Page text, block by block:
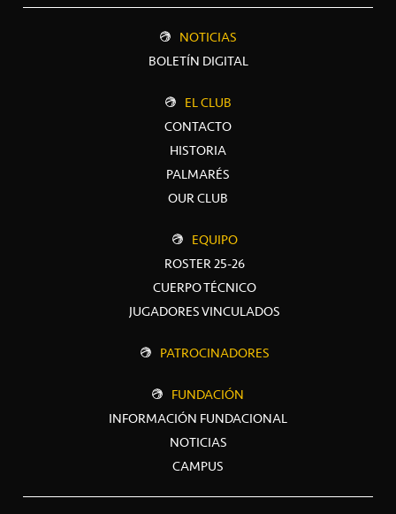
NOTICIAS
BOLETÍN DIGITAL
EL CLUB
CONTACTO
HISTORIA
PALMARÉS
OUR CLUB
EQUIPO
ROSTER 25-26
CUERPO TÉCNICO
JUGADORES VINCULADOS
PATROCINADORES
FUNDACIÓN
INFORMACIÓN FUNDACIONAL
NOTICIAS
CAMPUS